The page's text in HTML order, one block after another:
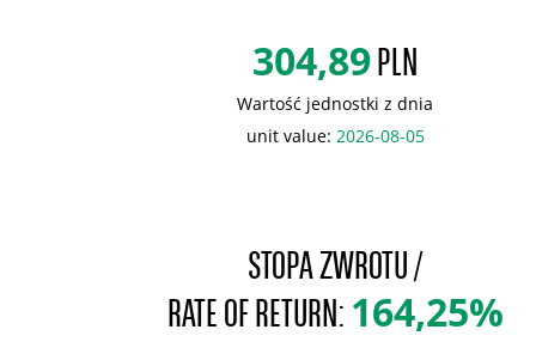
304,89PLN
Wartość jednostki z dnia
unit value: 2026-08-05
STOPA ZWROTU /
RATE OF RETURN:164,25%